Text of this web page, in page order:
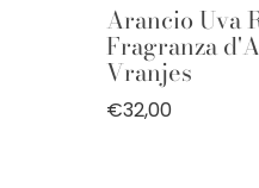
Arancio Uva
Fragranza
Vranjes
€32,00